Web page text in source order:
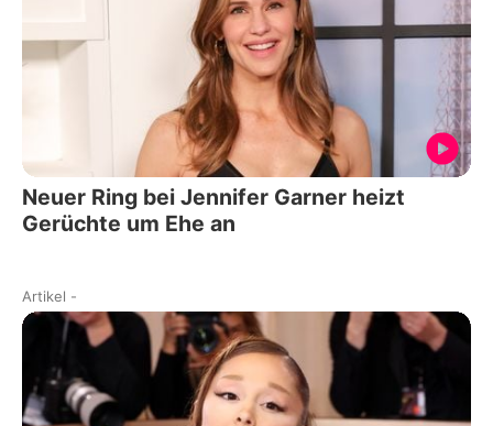
Neuer Ring bei Jennifer Garner heizt
Gerüchte um Ehe an
Artikel -